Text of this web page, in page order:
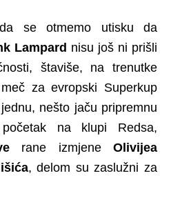
se otmemo utisku da
Lampard nisu još ni prišli
štaviše, na trenutke
za evropski Superkup
nešto jaču pripremnu
na klupi Redsa,
rane izmjene Olivijea
, delom su zaslužni za